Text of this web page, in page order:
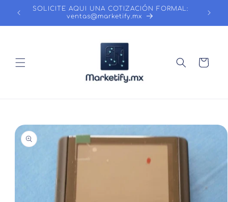
directamenteSOLICITE AQUI UNA COTIZACIÓN FORMAL:
ventas@marketify.mx
Carrito
directamente
a la
información